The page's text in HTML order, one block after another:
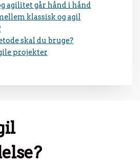
agilitet går hånd i hånd
klassisk og agil
skal du bruge?
projekter